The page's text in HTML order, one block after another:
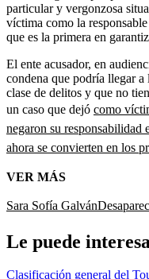
particular y vergonzosa
víctima como la
que es la primera en
El ente acusador, en
condena que podría llegar a
clase de delitos y que no
un caso que dejó como
negaron su responsabilidad
ahora se convierten en los
VER MÁS
Sara Sofía Galván
Le puede
Clasificación general del